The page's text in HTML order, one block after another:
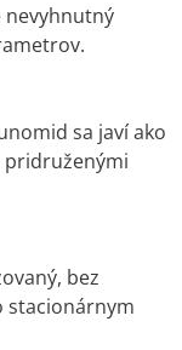
nevyhnutný
sa javí ako
pridruženými
bez
stacionárnym